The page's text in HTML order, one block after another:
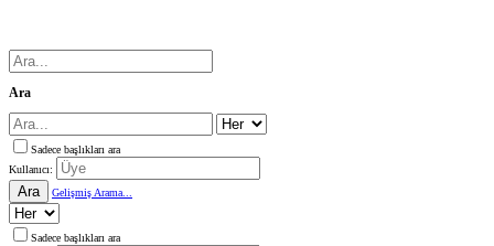
Ara
Sadece başlıkları ara
Kullanıcı:
Ara Gelişmiş Arama...
Sadece başlıkları ara